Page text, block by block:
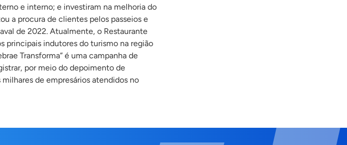
e interno; e investiram na melhoria do
a procura de clientes pelos passeios e
de 2022. Atualmente, o Restaurante
principais indutores do turismo na região
Transforma” é uma campanha de
por meio do depoimento de
de empresários atendidos no
Sebrae Transforma – Ateliê Endy